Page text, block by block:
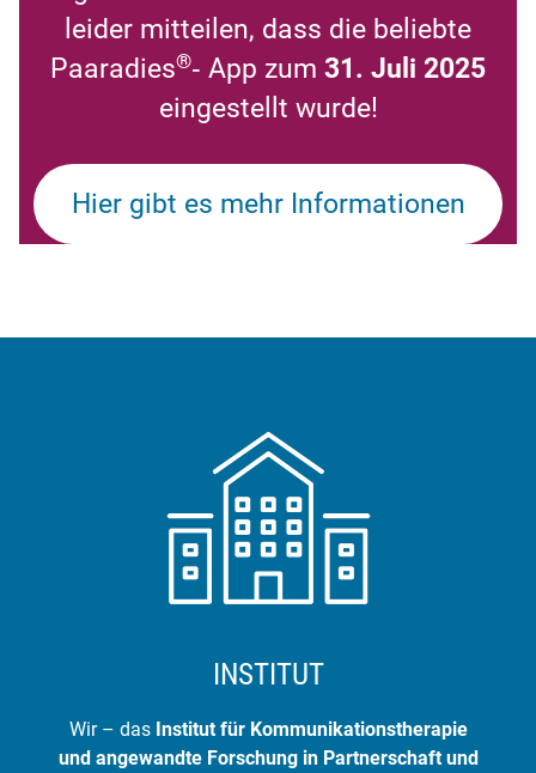
leider mitteilen, dass die beliebte
Paaradies®‐ App zum 31. Juli 2025
eingestellt wurde!
Hier gibt es mehr Informationen
INSTITUT
Wir – das Institut für Kommunikationstherapie
und angewandte Forschung in Partnerschaft und